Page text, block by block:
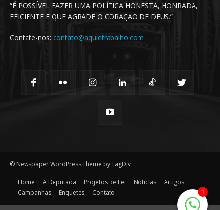
“É POSSÍVEL FAZER UMA POLÍTICA HONESTA, HONRADA,
EFICIENTE E QUE AGRADE O CORAÇÃO DE DEUS.”
Contate-nos: contato@aquietrabalho.com
© Newspaper WordPress Theme by TagDiv
Home A Deputada Projetos de Lei Notícias
Artigos
Campanhas
Enquetes Contato 1